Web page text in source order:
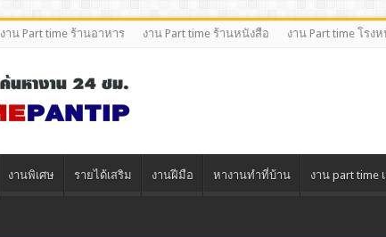
งาน Part time ร้านอาหาร งาน Part time ร้านหนังสือ งาน Part time โรงห
งานพิเศษ รายได้เสริม งานฝีมือ หางานทําที่บ้าน งาน part time